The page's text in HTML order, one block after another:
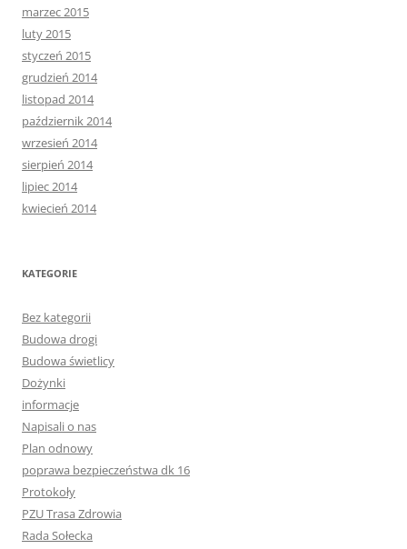
marzec 2015
luty 2015
styczeń 2015
grudzień 2014
listopad 2014
październik 2014
wrzesień 2014
sierpień 2014
lipiec 2014
kwiecień 2014
KATEGORIE
Bez kategorii
Budowa drogi
Budowa świetlicy
Dożynki
informacje
Napisali o nas
Plan odnowy
poprawa bezpieczeństwa dk 16
Protokoły
PZU Trasa Zdrowia
Rada Sołecka